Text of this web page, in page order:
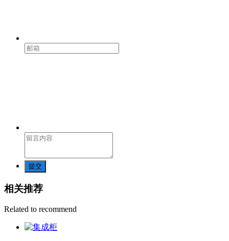
提交
相关推荐
Related to recommend